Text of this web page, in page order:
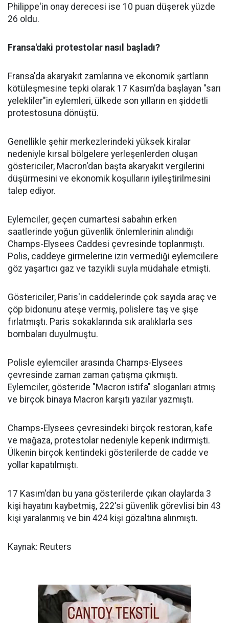
Philippe'in onay derecesi ise 10 puan düşerek yüzde
26 oldu.
Fransa'daki protestolar nasıl başladı?
Fransa'da akaryakıt zamlarına ve ekonomik şartların
kötüleşmesine tepki olarak 17 Kasım'da başlayan "sarı
yelekliler"in eylemleri, ülkede son yılların en şiddetli
protestosuna dönüştü.
Genellikle şehir merkezlerindeki yüksek kiralar
nedeniyle kırsal bölgelere yerleşenlerden oluşan
göstericiler, Macron'dan başta akaryakıt vergilerini
düşürmesini ve ekonomik koşulların iyileştirilmesini
talep ediyor.
Eylemciler, geçen cumartesi sabahın erken
saatlerinde yoğun güvenlik önlemlerinin alındığı
Champs-Elysees Caddesi çevresinde toplanmıştı.
Polis, caddeye girmelerine izin vermediği eylemcilere
göz yaşartıcı gaz ve tazyikli suyla müdahale etmişti.
Göstericiler, Paris'in caddelerinde çok sayıda araç ve
çöp bidonunu ateşe vermiş, polislere taş ve şişe
fırlatmıştı. Paris sokaklarında sık aralıklarla ses
bombaları duyulmuştu.
Polisle eylemciler arasında Champs-Elysees
çevresinde zaman zaman çatışma çıkmıştı.
Eylemciler, gösteride "Macron istifa" sloganları atmış
ve birçok binaya Macron karşıtı yazılar yazmıştı.
Champs-Elysees çevresindeki birçok restoran, kafe
ve mağaza, protestolar nedeniyle kepenk indirmişti.
Ülkenin birçok kentindeki gösterilerde de cadde ve
yollar kapatılmıştı.
17 Kasım'dan bu yana gösterilerde çıkan olaylarda 3
kişi hayatını kaybetmiş, 222'si güvenlik görevlisi bin 43
kişi yaralanmış ve bin 424 kişi gözaltına alınmıştı.
Kaynak: Reuters